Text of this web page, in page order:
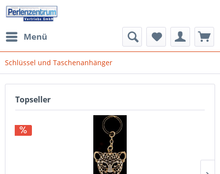
Menü
Schlüssel und Taschenanhänger
Topseller